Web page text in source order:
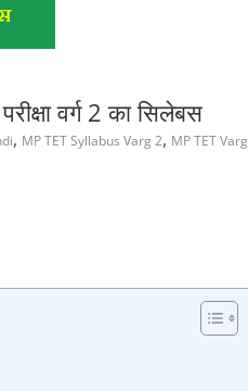
वर्ग 2 का सिलेबस
, MP TET Syllabus Varg 2, MP TET Varg